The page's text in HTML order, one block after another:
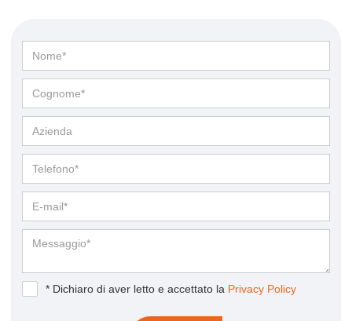
* Dichiaro di aver letto e accettato la Privacy Policy